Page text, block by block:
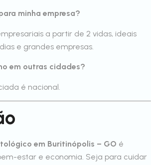
minha empresa?
a partir de 2 vidas, ideais
e grandes empresas.
em outras cidades?
é nacional.
em Buritinópolis – GO é
estar e economia. Seja para cuidar